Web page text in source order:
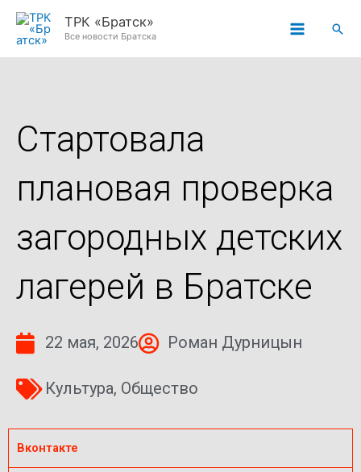
Перейти
ТРК «Братск»
Все новости Братска
Стартовала
плановая проверка
загородных детских
лагерей в Братске
22 мая, 2026 Роман Дурницын
Культура, Общество
Вконтакте